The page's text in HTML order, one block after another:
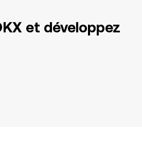
et développez